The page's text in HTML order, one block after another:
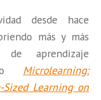
desde hace
más y más
aprendizaje
Microlearning:
Learning on